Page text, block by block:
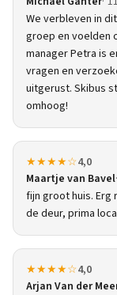
We verbleven in
groep en voelden
manager Petra is
vragen en
uitgerust. Skibus
omhoog!
★★★★☆4,0
Maartje van Bavel
fijn groot huis. Erg
de deur, prima
★★★★☆4,0
Arjan Van der